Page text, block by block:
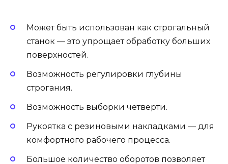
Может быть использован как строгальный
станок — это упрощает обработку больших
поверхностей.
Возможность регулировки глубины
строгания.
Возможность выборки четверти.
Рукоятка с резиновыми накладками — для
комфортного рабочего процесса.
Большое количество оборотов позволяет